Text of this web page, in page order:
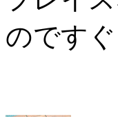
のです